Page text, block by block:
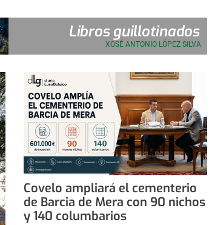
Libros guillotinados
XOSÉ ANTONIO LÓPEZ SILVA
Covelo ampliará el cementerio
de Barcia de Mera con 90 nichos
y 140 columbarios